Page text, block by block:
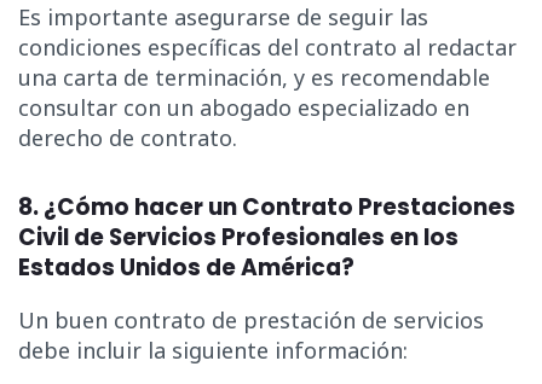
Es importante asegurarse de seguir las
condiciones específicas del contrato al redactar
una carta de terminación, y es recomendable
consultar con un abogado especializado en
derecho de contrato.
8. ¿Cómo hacer un Contrato Prestaciones
Civil de Servicios Profesionales en los
Estados Unidos de América?
Un buen contrato de prestación de servicios
debe incluir la siguiente información: